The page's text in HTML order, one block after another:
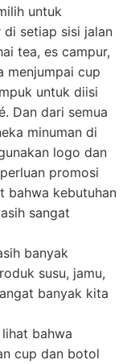
untuk
di setiap sisi jalan
tea, es campur,
menjumpai cup
untuk diisi
Dan dari semua
minuman di
logo dan
promosi
bahwa kebutuhan
sangat
banyak
susu, jamu,
banyak kita
bahwa
cup dan botol